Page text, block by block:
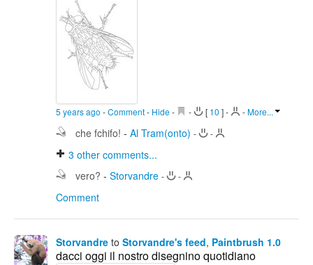
5 years ago -Comment- Hide - - [ 10 ]- -More...
che fchifo! - Al Tram(onto) - -
3 other comments...
vero? - Storvandre - -
Comment
Storvandre to Storvandre's feed, Paintbrush 1.0
dacci oggi il nostro disegnino quotidiano